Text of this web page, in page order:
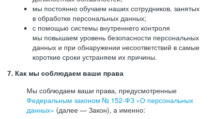
мы постоянно обучаем наших сотрудников, занятых
в обработке персональных данных;
с помощью системы внутреннего контроля
мы повышаем уровень безопасности персональных
данных и при обнаружении несоответствий в самые
короткие сроки устраняем их причины.
7. Как мы соблюдаем ваши права
Мы соблюдаем ваши права, предусмотренные
Федеральным законом № 152-ФЗ «О персональных
данных» (далее — Закон), а именно: